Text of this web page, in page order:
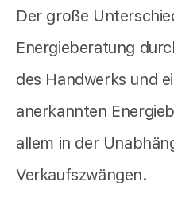
Der große
Energieberatung
des Handwerks und
anerkannten
allem in der
Verkaufszwängen.